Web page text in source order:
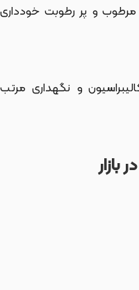
و پر رطوبت خودداری
و نگهداری مرتب